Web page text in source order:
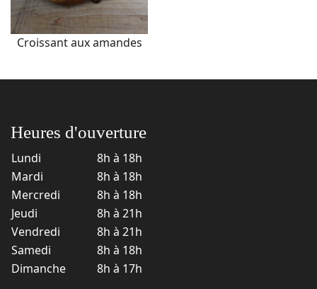
Croissant aux amandes
Heures d'ouverture
Lundi
8h à 18h
Mardi
8h à 18h
Mercredi
8h à 18h
Jeudi
8h à 21h
Vendredi
8h à 21h
Samedi
8h à 18h
Dimanche
8h à 17h